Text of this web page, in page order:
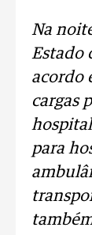
Na
Estado
acordo
cargas
para